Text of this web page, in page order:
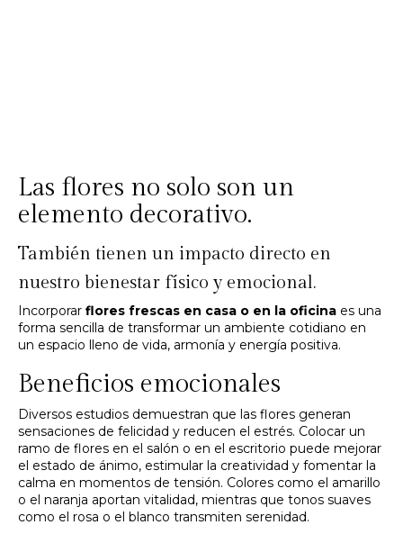
Las flores no solo son un
elemento decorativo.
También tienen un impacto directo en
nuestro bienestar físico y emocional.
Incorporar flores frescas en casa o en la oficina es una
forma sencilla de transformar un ambiente cotidiano en
un espacio lleno de vida, armonía y energía positiva.
Beneficios emocionales
Diversos estudios demuestran que las flores generan
sensaciones de felicidad y reducen el estrés. Colocar un
ramo de flores en el salón o en el escritorio puede mejorar
el estado de ánimo, estimular la creatividad y fomentar la
calma en momentos de tensión. Colores como el amarillo
o el naranja aportan vitalidad, mientras que tonos suaves
como el rosa o el blanco transmiten serenidad.